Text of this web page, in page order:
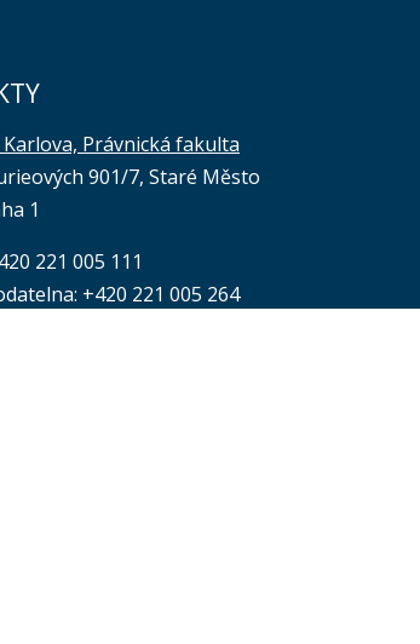
Právnická fakulta
901/7, Staré Město
1
221 005 111
+420 221 005 264